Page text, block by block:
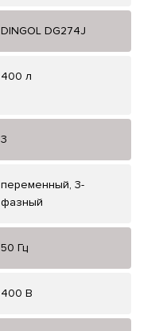
DINGOL DG274J
400 л
3
переменный, 3-
фазный
50 Гц
400 В